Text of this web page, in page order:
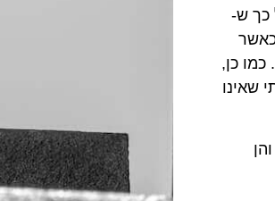
כך ש-
כ-17 חודשים, כאשר
כן,
שאינו